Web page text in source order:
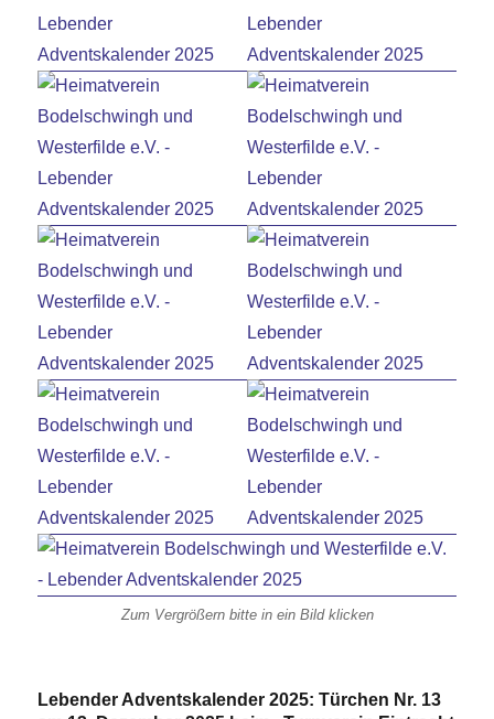
Zum Vergrößern bitte in ein Bild klicken
Lebender Adventskalender 2025: Türchen Nr. 13